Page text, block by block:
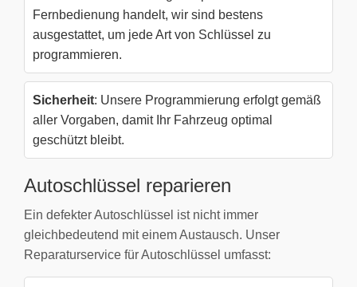
Fernbedienung handelt, wir sind bestens
ausgestattet, um jede Art von Schlüssel zu
programmieren.
Sicherheit: Unsere Programmierung erfolgt gemäß
aller Vorgaben, damit Ihr Fahrzeug optimal
geschützt bleibt.
Autoschlüssel reparieren
Ein defekter Autoschlüssel ist nicht immer
gleichbedeutend mit einem Austausch. Unser
Reparaturservice für Autoschlüssel umfasst: